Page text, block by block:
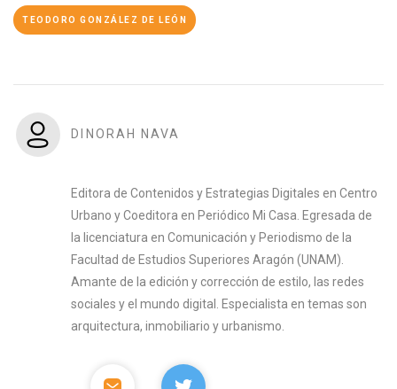
TEODORO GONZÁLEZ DE LEÓN
DINORAH NAVA
Editora de Contenidos y Estrategias Digitales en Centro
Urbano y Coeditora en Periódico Mi Casa. Egresada de
la licenciatura en Comunicación y Periodismo de la
Facultad de Estudios Superiores Aragón (UNAM).
Amante de la edición y corrección de estilo, las redes
sociales y el mundo digital. Especialista en temas son
arquitectura, inmobiliario y urbanismo.